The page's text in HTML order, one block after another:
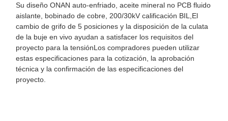
Su diseño ONAN auto-enfriado, aceite mineral no PCB fluido
aislante, bobinado de cobre, 200/30kV calificación BIL,El
cambio de grifo de 5 posiciones y la disposición de la culata
de la buje en vivo ayudan a satisfacer los requisitos del
proyecto para la tensiónLos compradores pueden utilizar
estas especificaciones para la cotización, la aprobación
técnica y la confirmación de las especificaciones del
proyecto.